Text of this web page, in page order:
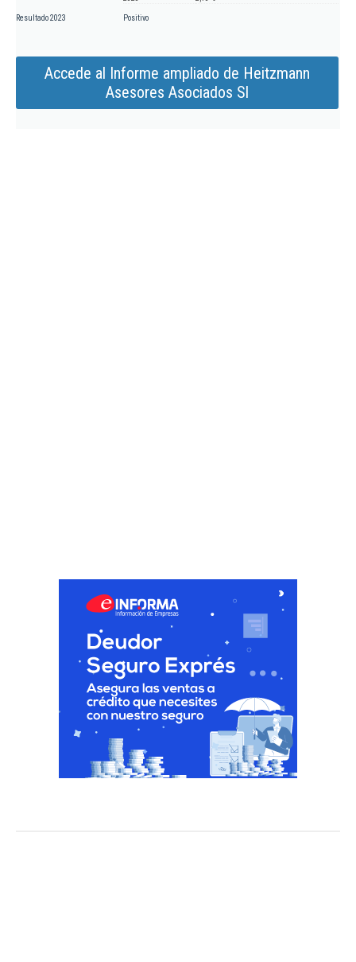
Resultado 2023 Positivo
Accede al Informe ampliado de Heitzmann
Asesores Asociados Sl